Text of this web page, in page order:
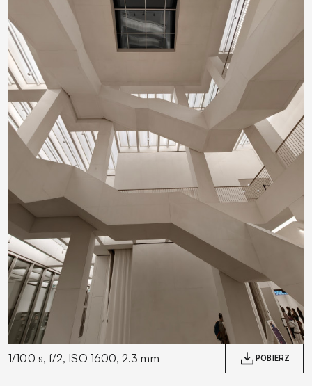
1/100 s, f/2, ISO 1600, 2.3 mm POBIERZ